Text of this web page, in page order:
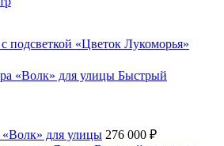
подсветкой «Цветок Лукоморья»
Быстрый
«Волк» для улицы 276 000 ₽